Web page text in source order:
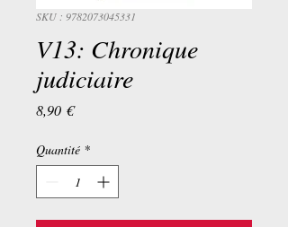
SKU : 9782073045331
V13: Chronique
judiciaire
8,90 €Prix
Quantité *